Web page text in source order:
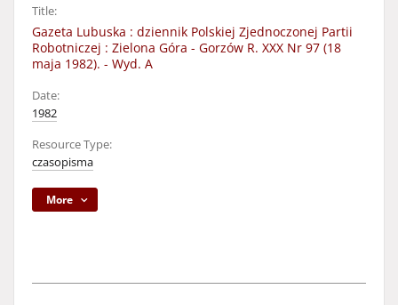
Title:
Gazeta Lubuska : dziennik Polskiej Zjednoczonej Partii
Robotniczej : Zielona Góra - Gorzów R. XXX Nr 97 (18
maja 1982). - Wyd. A
Date:
1982
Resource Type:
czasopisma
More